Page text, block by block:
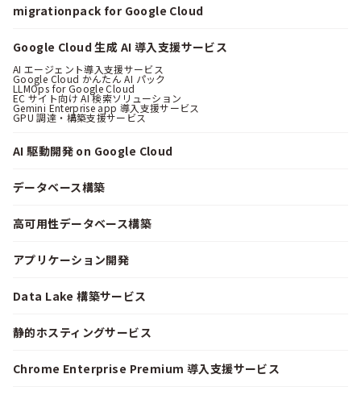
migrationpack for Google Cloud
Google Cloud 生成 AI 導入支援サービス
AI エージェント導入支援サービス
Google Cloud かんたん AI パック
LLMOps for Google Cloud
EC サイト向け AI 検索ソリューション
Gemini Enterprise app 導入支援サービス
GPU 調達・構築支援サービス
AI 駆動開発 on Google Cloud
データベース構築
高可用性データベース構築
アプリケーション開発
Data Lake 構築サービス
静的ホスティングサービス
Chrome Enterprise Premium 導入支援サービス